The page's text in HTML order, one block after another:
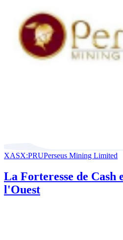
XASX:PRUPerseus Mining Limited
La Forteresse de Cash
l'Ouest